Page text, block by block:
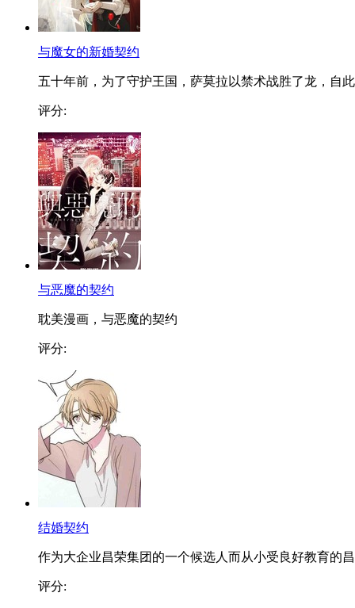
与魔女的新婚契约
五十年前，为了守护王国，萨莫拉以禁术战胜了龙，自
评分:
与恶魔的契约
耽美漫画，与恶魔的契约
评分:
结婚契约
作为大企业昌荣集团的一个候选人而从小受良好教育的
评分: